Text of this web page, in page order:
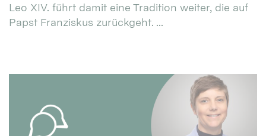
Leo XIV. führt damit eine Tradition weiter, die auf
Papst Franziskus zurückgeht. ...